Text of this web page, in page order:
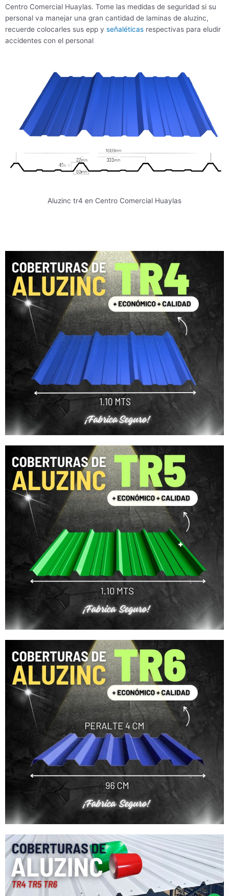
Centro Comercial Huaylas. Tome las medidas de seguridad si su
personal va manejar una gran cantidad de laminas de aluzinc,
recuerde colocarles sus epp y señaléticas respectivas para eludir
accidentes con el personal
Aluzinc tr4 en Centro Comercial Huaylas